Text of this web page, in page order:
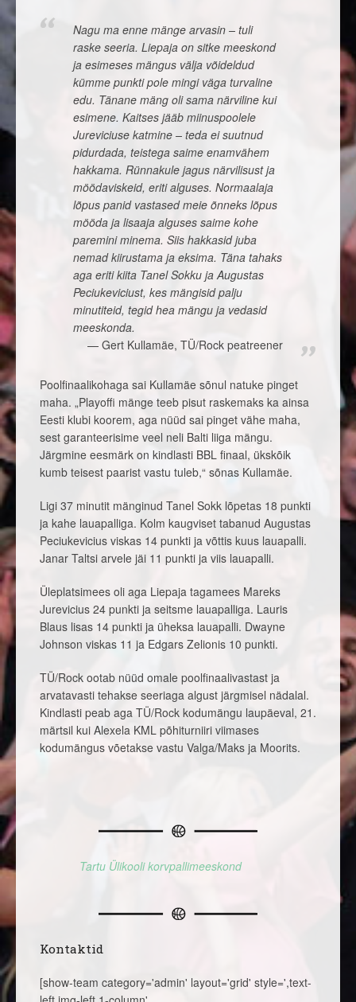
Nagu ma enne mänge arvasin – tuli
raske seeria. Liepaja on sitke meeskond
ja esimeses mängus välja võideldud
kümme punkti pole mingi väga turvaline
edu. Tänane mäng oli sama närviline kui
esimene. Kaitses jääb miinuspoolele
Jureviciuse katmine – teda ei suutnud
pidurdada, teistega saime enamvähem
hakkama. Rünnakule jagus närvilisust ja
möödaviskeid, eriti alguses. Normaalaja
lõpus panid vastased meie õnneks lõpus
mööda ja lisaaja alguses saime kohe
paremini minema. Siis hakkasid juba
nemad kiirustama ja eksima. Täna tahaks
aga eriti kiita Tanel Sokku ja Augustas
Peciukeviciust, kes mängisid palju
minutiteid, tegid hea mängu ja vedasid
meeskonda.
Gert Kullamäe, TÜ/Rock peatreener
Poolfinaalikohaga sai Kullamäe sõnul natuke pinget
maha. „Playoffi mänge teeb pisut raskemaks ka ainsa
Eesti klubi koorem, aga nüüd sai pinget vähe maha,
sest garanteerisime veel neli Balti liiga mängu.
Järgmine eesmärk on kindlasti BBL finaal, ükskõik
kumb teisest paarist vastu tuleb,“ sõnas Kullamäe.
Ligi 37 minutit mänginud Tanel Sokk lõpetas 18 punkti
ja kahe lauapalliga. Kolm kaugviset tabanud Augustas
Peciukevicius viskas 14 punkti ja võttis kuus lauapalli.
Janar Taltsi arvele jäi 11 punkti ja viis lauapalli.
Üleplatsimees oli aga Liepaja tagamees Mareks
Jurevicius 24 punkti ja seitsme lauapalliga. Lauris
Blaus lisas 14 punkti ja üheksa lauapalli. Dwayne
Johnson viskas 11 ja Edgars Zelionis 10 punkti.
TÜ/Rock ootab nüüd omale poolfinaalivastast ja
arvatavasti tehakse seeriaga algust järgmisel nädalal.
Kindlasti peab aga TÜ/Rock kodumängu laupäeval, 21.
märtsil kui Alexela KML põhiturniiri viimases
kodumängus võetakse vastu Valga/Maks ja Moorits.
Tartu Ülikooli korvpallimeeskond
Kontaktid
[show-team category='admin' layout='grid' style=',text-